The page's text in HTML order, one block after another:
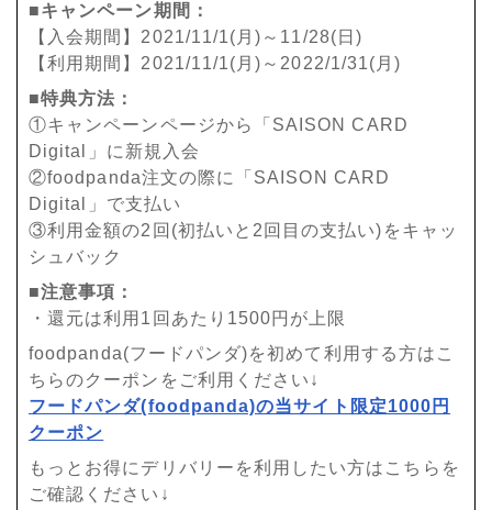
■キャンペーン期間：
【入会期間】2021/11/1(月)～11/28(日)
【利用期間】2021/11/1(月)～2022/1/31(月)
■特典方法：
①キャンペーンページから「SAISON CARD
Digital」に新規入会
②foodpanda注文の際に「SAISON CARD
Digital」で支払い
③利用金額の2回(初払いと2回目の支払い)をキャッ
シュバック
■注意事項：
・還元は利用1回あたり1500円が上限
foodpanda(フードパンダ)を初めて利用する方はこ
ちらのクーポンをご利用ください↓
フードパンダ(foodpanda)の当サイト限定1000円
クーポン
もっとお得にデリバリーを利用したい方はこちらを
ご確認ください↓